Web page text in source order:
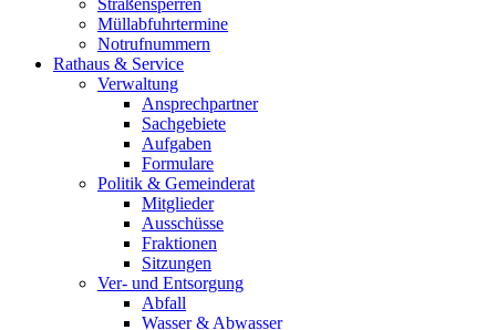
Straßensperren
Müllabfuhrtermine
Notrufnummern
Rathaus & Service
Verwaltung
Ansprechpartner
Sachgebiete
Aufgaben
Formulare
Politik & Gemeinderat
Mitglieder
Ausschüsse
Fraktionen
Sitzungen
Ver- und Entsorgung
Abfall
Wasser & Abwasser